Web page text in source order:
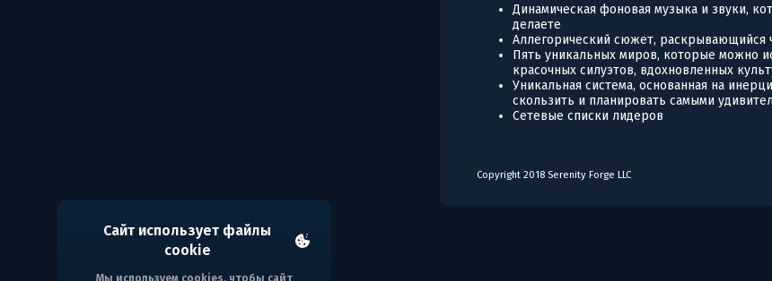
Сайт использует файлы
cookie
Мы используем cookies, чтобы сайт
Динамическая фоновая музыка и звуки,
делаете
Аллегорический сюжет, раскрывающийся
Пять уникальных миров, которые можно
красочных силуэтов, вдохновленных
Уникальная система, основанная на
скользить и планировать самыми
Сетевые списки лидеров
Copyright 2018 Serenity Forge LLC